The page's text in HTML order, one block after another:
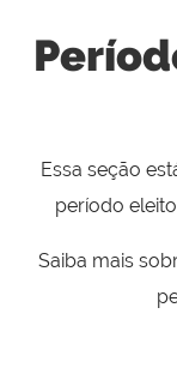
Essa seção
período
Saiba mais